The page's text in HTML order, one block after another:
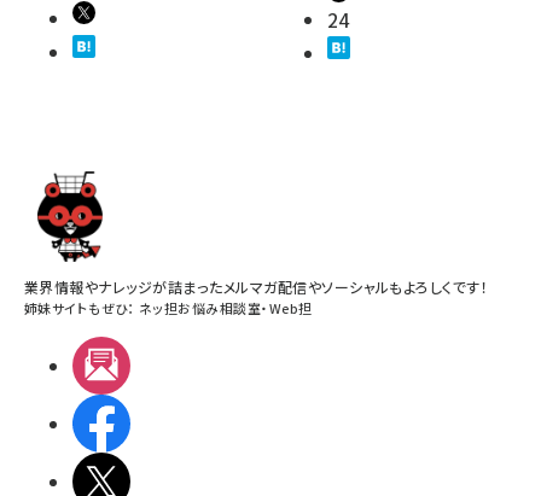
24
業界情報やナレッジが詰まったメルマガ配信やソーシャルもよろしくです！
姉妹サイトもぜひ： ネッ担お悩み相談室・Web担